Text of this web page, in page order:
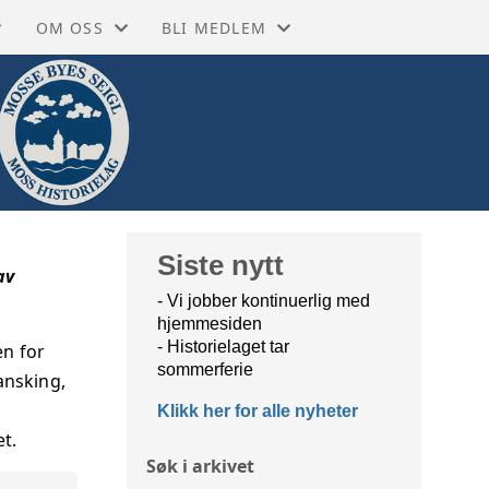
FACEBOOK
MOSS
RYGGE
MOSS
OM OSS
GRASROTANDEL
MOSS HISTORIELAG
NETTBUTIKK
VÅRE ÆRESMEDLEMMER
ÅRSMELDINGER
BLI MEDLEM
for
Siste nytt
- Vi jobber kontinuerlig med
hjemmesiden
- Historielaget tar
sommerferie
Klikk her for alle nyheter
Søk i arkivet